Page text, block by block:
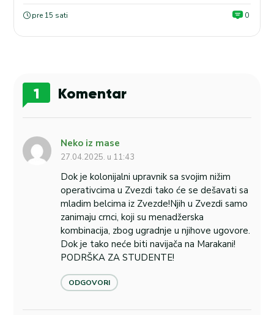
pre 15 sati 0
1 Komentar
Neko iz mase
27.04.2025. u 11:43
Dok je kolonijalni upravnik sa svojim nižim
operativcima u Zvezdi tako će se dešavati sa
mladim belcima iz Zvezde!Njih u Zvezdi samo
zanimaju crnci, koji su menadžerska
kombinacija, zbog ugradnje u njihove ugovore.
Dok je tako neće biti navijača na Marakani!
PODRŠKA ZA STUDENTE!
ODGOVORI